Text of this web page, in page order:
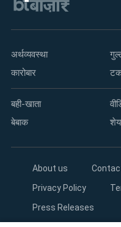
अर्थव्यवस्था
कारोबार
बही-खाता
बेबाक
About us
Privacy Policy
Press Releases